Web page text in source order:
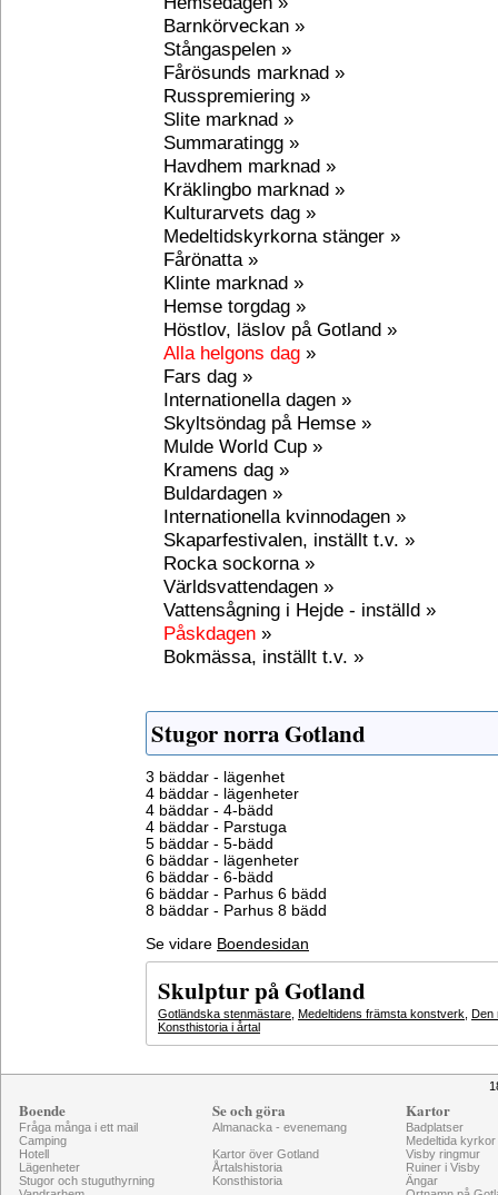
Barnkörveckan »
Stångaspelen »
Fårösunds marknad »
Russpremiering »
Slite marknad »
Summaratingg »
Havdhem marknad »
Kräklingbo marknad »
Kulturarvets dag »
Medeltidskyrkorna stänger »
Fårönatta »
Klinte marknad »
Hemse torgdag »
Höstlov, läslov på Gotland »
Alla helgons dag »
Fars dag »
Internationella dagen »
Skyltsöndag på Hemse »
Mulde World Cup »
Kramens dag »
Buldardagen »
Internationella kvinnodagen »
Skaparfestivalen, inställt t.v. »
Rocka sockorna »
Världsvattendagen »
Vattensågning i Hejde - inställd »
Påskdagen »
Bokmässa, inställt t.v. »
Stugor norra Gotland
3 bäddar - lägenhet
4 bäddar - lägenheter
4 bäddar - 4-bädd
4 bäddar - Parstuga
5 bäddar - 5-bädd
6 bäddar - lägenheter
6 bäddar - 6-bädd
6 bäddar - Parhus 6 bädd
8 bäddar - Parhus 8 bädd
Se vidare Boendesidan
Skulptur på Gotland
Gotländska stenmästare Medeltidens främsta konstverk Den
Konsthistoria i årtal
Boende
Fråga många i ett mail
Camping
Hotell
Lägenheter
Stugor och stuguthyrning
Se och göra
Almanacka - evenemang
Kartor över Gotland
Årtalshistoria
Konsthistoria
Kartor
Badplatser
Medeltida kyrkor
Visby ringmur
Ruiner i Visby
Ängar